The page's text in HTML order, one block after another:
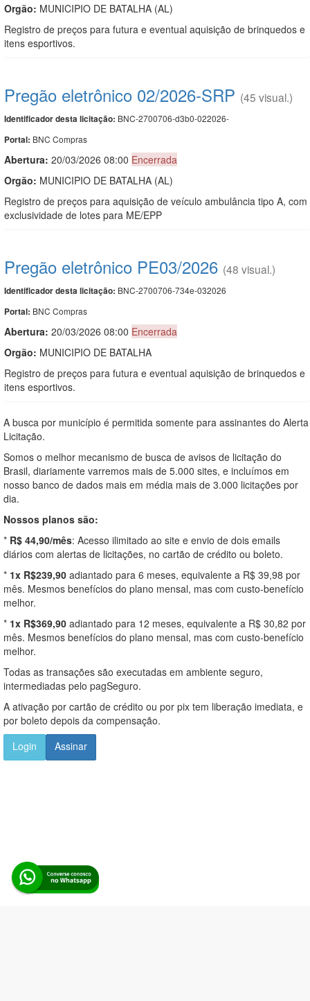
Orgão: MUNICIPIO DE BATALHA (AL)
Registro de preços para futura e eventual aquisição de brinquedos e
itens esportivos.
Pregão eletrônico 02/2026-SRP (45 visual.)
Identificador desta licitação: BNC-2700706-d3b0-022026-
Portal: BNC Compras
Abertura: 20/03/2026 08:00 Encerrada
Orgão: MUNICIPIO DE BATALHA (AL)
Registro de preços para aquisição de veículo ambulância tipo A, com
exclusividade de lotes para ME/EPP
Pregão eletrônico PE03/2026 (48 visual.)
Identificador desta licitação: BNC-2700706-734e-032026
Portal: BNC Compras
Abertura: 20/03/2026 08:00 Encerrada
Orgão: MUNICIPIO DE BATALHA
Registro de preços para futura e eventual aquisição de brinquedos e
itens esportivos.
A busca por município é permitida somente para assinantes do Alerta
Licitação.
Somos o melhor mecanismo de busca de avisos de licitação do
Brasil, diariamente varremos mais de 5.000 sites, e incluímos em
nosso banco de dados mais em média mais de 3.000 licitações por
dia.
Nossos planos são:
* R$ 44,90/mês: Acesso ilimitado ao site e envio de dois emails
diários com alertas de licitações, no cartão de crédito ou boleto.
* 1x R$239,90 adiantado para 6 meses, equivalente a R$ 39,98 por
mês. Mesmos benefícios do plano mensal, mas com custo-benefício
melhor.
* 1x R$369,90 adiantado para 12 meses, equivalente a R$ 30,82 por
mês. Mesmos benefícios do plano mensal, mas com custo-benefício
melhor.
Todas as transações são executadas em ambiente seguro,
intermediadas pelo pagSeguro.
A ativação por cartão de crédito ou por pix tem liberação imediata, e
por boleto depois da compensação.
Login
Assinar